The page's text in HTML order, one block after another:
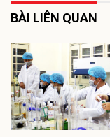
BÀI LIÊN QUAN